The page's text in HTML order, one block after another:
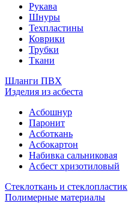
Рукава
Шнуры
Техпластины
Коврики
Трубки
Ткани
Шланги ПВХ
Изделия из асбеста
Асбошнур
Паронит
Асботкань
Асбокартон
Набивка сальниковая
Асбест хризотиловый
Стеклоткань и стеклопластик
Полимерные материалы